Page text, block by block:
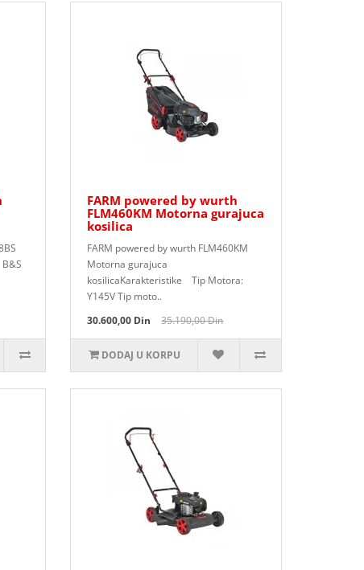
FARM powered by wurth
FLM460KM Motorna gurajuca
kosilica
FARM powered by wurth FLM460KM
Motorna gurajuca
kosilicaKarakteristike Tip Motora:
Y145V Tip moto..
30.600,00 Din
35.190,00 Din
DODAJ U KORPU